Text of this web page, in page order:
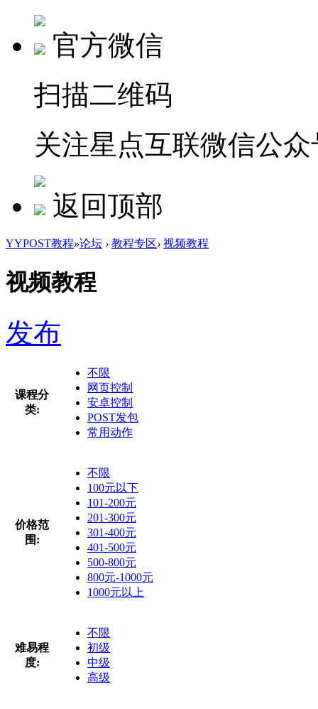
官方微信
扫描二维码
关注星点互联微信公众
返回顶部
YYPOST教程»论坛 › 教程专区› 视频教程
视频教程
发布
课程分
类:
不限
网页控制
安卓控制
POST发包
常用动作
价格范
围:
不限
100元以下
101-200元
201-300元
301-400元
401-500元
500-800元
800元-1000元
1000元以上
难易程
度:
不限
初级
中级
高级